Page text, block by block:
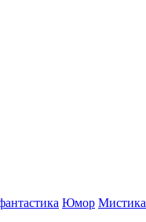
Юмор Мистика